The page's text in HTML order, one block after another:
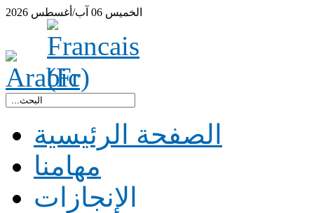
الخميس 06 آب/أغسطس 2026
الصفحة الرئيسية
مهامنا
الإنجازات